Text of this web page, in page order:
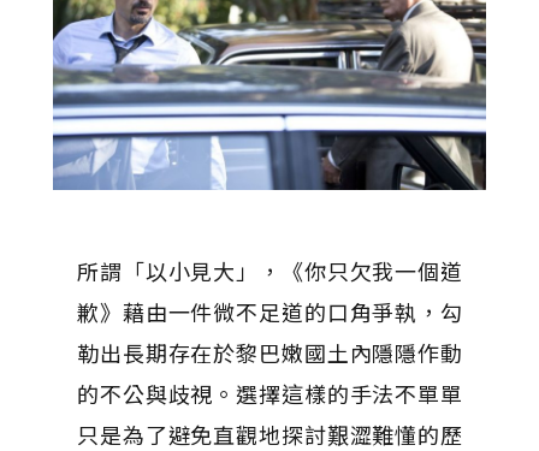
所謂「以小見大」，《你只欠我一個道
歉》藉由一件微不足道的口角爭執，勾
勒出長期存在於黎巴嫩國土內隱隱作動
的不公與歧視。選擇這樣的手法不單單
只是為了避免直觀地探討艱澀難懂的歷